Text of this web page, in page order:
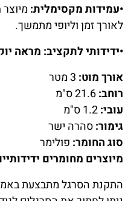
•עמידות מקסימלית: מיוצר
לאורך זמן וליופי מתמשך.
•ידידותי לתקציב: מראה
אורך מוט:
רוחב:
עובי:
גימור:סהרה ישר
סוג החומר: פולימר
מיוצרים מחומרים
התקנת הסרגל מתבצעת